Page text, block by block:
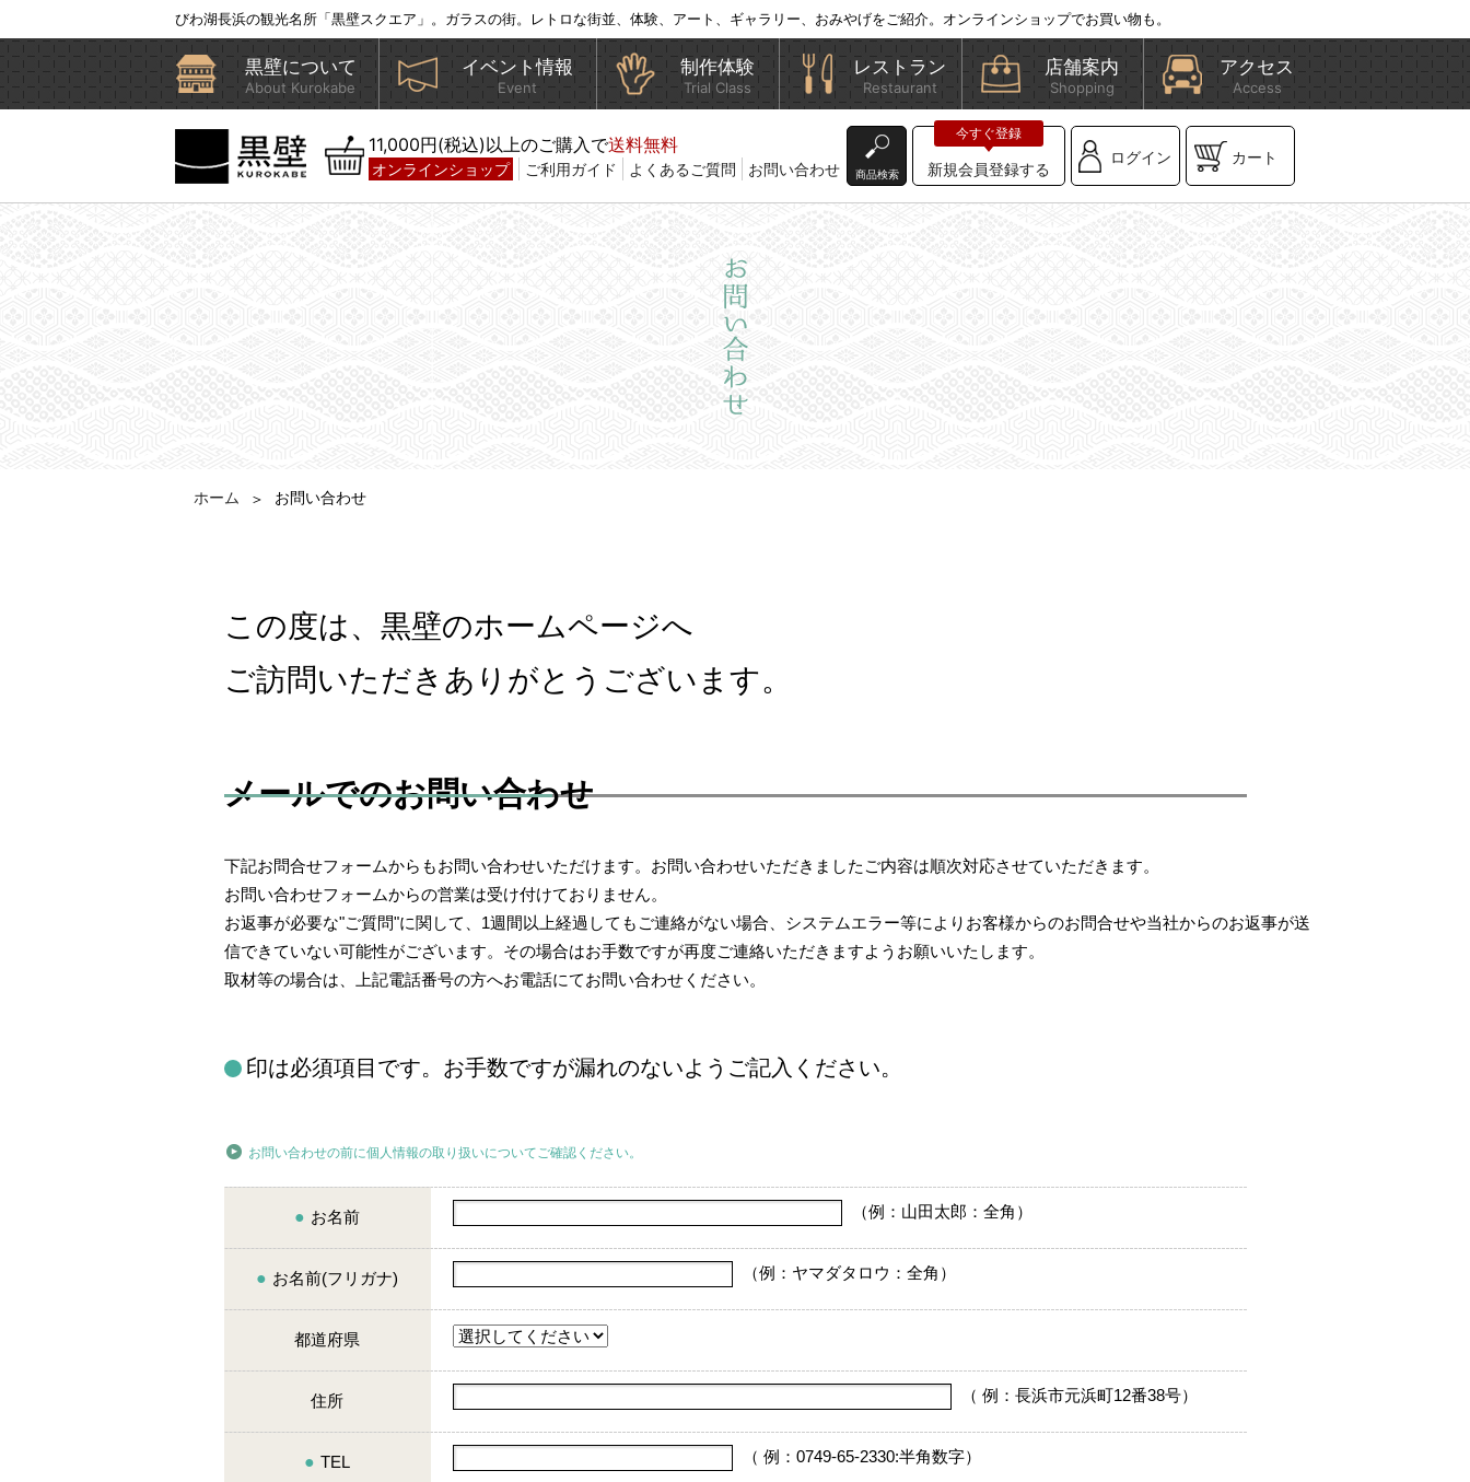
びわ湖長浜の観光名所「黒壁スクエア」。ガラスの街。レトロな街並、体験、アート、ギャラリー、おみやげをご紹介。オンラインショップでお買い物も。
黒壁について
About Kurokabe
イベント情報
Event
制作体験
Trial Class
レストラン
Restaurant
店舗案内
Shopping
アクセス
Access
11,000円(税込)以上のご購入で送料無料
オンラインショップ ご利用ガイド よくあるご質問 お問い合わせ 商品検索 新規会員登録する
ログイン カート
ホーム ＞ お問い合わせ
この度は、黒壁のホームページへ
ご訪問いただきありがとうございます。
メールでのお問い合わせ
下記お問合せフォームからもお問い合わせいただけます。お問い合わせいただきましたご内容は順次対応させていただきます。
お問い合わせフォームからの営業は受け付けておりません。
お返事が必要な"ご質問"に関して、1週間以上経過してもご連絡がない場合、システムエラー等によりお客様からのお問合せや当社からのお返事が送
信できていない可能性がございます。その場合はお手数ですが再度ご連絡いただきますようお願いいたします。
取材等の場合は、上記電話番号の方へお電話にてお問い合わせください。
印は必須項目です。お手数ですが漏れのないようご記入ください。
お問い合わせの前に個人情報の取り扱いについてご確認ください。
● お名前
● お名前(フリガナ)
都道府県
住所
● TEL